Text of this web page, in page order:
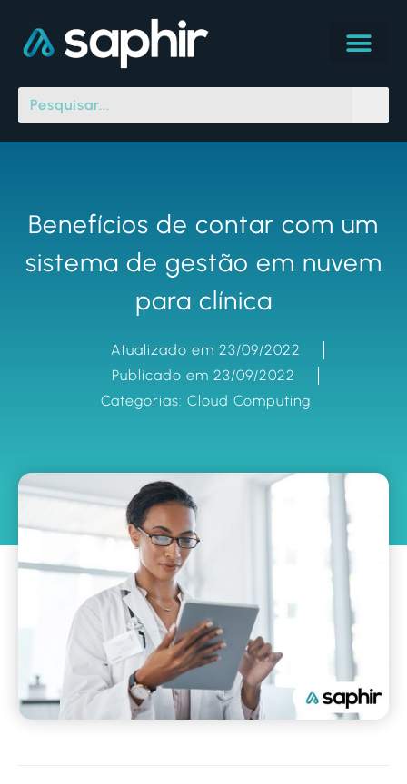
Benefícios de contar com um
sistema de gestão em nuvem
para clínica
Atualizado em 23/09/2022
Publicado em 23/09/2022
Categorias: Cloud Computing